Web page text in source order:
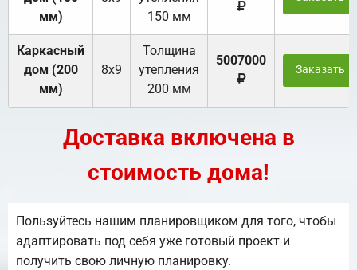
мм)
150 мм
Каркасный
дом (200
мм)
8х9
Толщина
утепления
200 мм
5007000
Заказать
Доставка включена в
стоимость дома!
Пользуйтесь нашим планировщиком для того, чтобы
адаптировать под себя уже готовый проект и
получить свою личную планировку.